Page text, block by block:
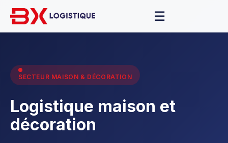
☰
SECTEUR MAISON & DÉCORATION
Logistique maison et
décoration